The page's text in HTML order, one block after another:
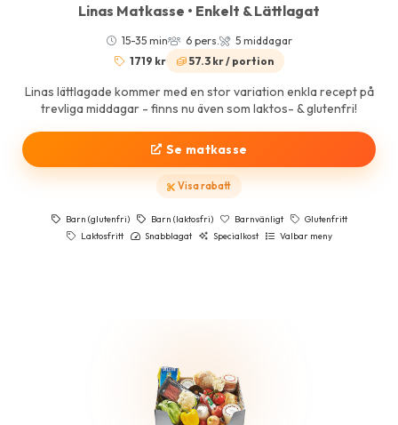
Linas Matkasse • Enkelt & Lättlagat
15-35 min 6 pers.
5 middagar
1719 kr
57.3 kr / portion
Linas lättlagade kommer med en stor variation enkla recept på
trevliga middagar - finns nu även som laktos- & glutenfri!
Se matkasse
Visa rabatt
Barn (glutenfri) Barn (laktosfri) Barnvänligt
Glutenfritt
Laktosfritt
Snabblagat Specialkost Valbar meny